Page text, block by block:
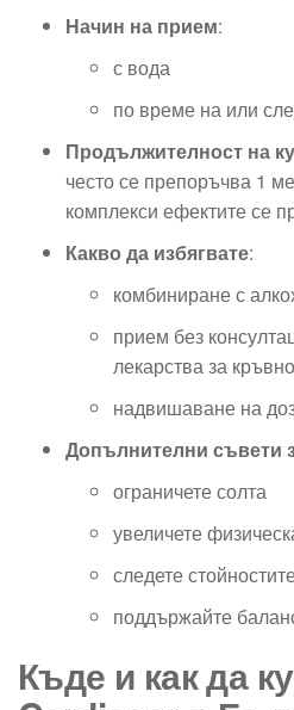
Начин на прием:
с вода
по време на или
Продължителност на
често се препоръчва 1
комплекси ефектите се
Какво да избягвате:
комбиниране с
прием без
лекарства за кръвно
надвишаване на
Допълнителни съвети
ограничете солта
увеличете
следете
поддържайте
Къде и как да